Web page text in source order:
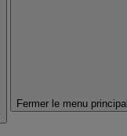
Fermer le menu principal